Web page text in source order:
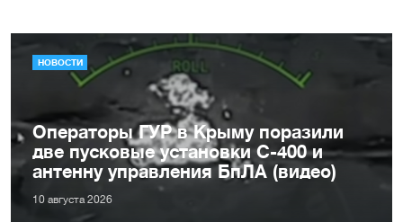
НОВОСТИ
Операторы ГУР в Крыму поразили
две пусковые установки С-400 и
антенну управления БпЛА (видео)
10 августа 2026